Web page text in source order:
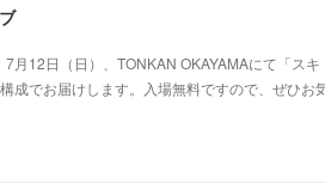
月12日（日）、TONKAN OKAYAMAにて「ス
成でお届けします。入場無料ですので、ぜひお